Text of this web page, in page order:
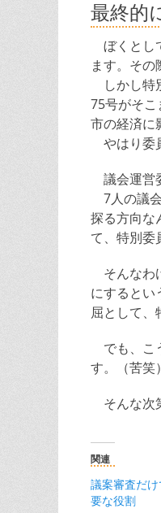
最終的
ぼくとし
ます。その
しかし特
75号がそ
市の経済に
やはり委
議会運営
7人の議
探る方向な
て、特別委
そんなわ
にするとい
屈として、
でも、こ
す。（苦笑）
そんな次
関連
議案審査だ
要な役割